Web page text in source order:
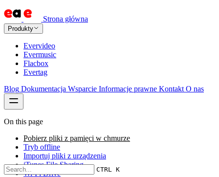
Strona główna
Produkty
Evervideo
Evermusic
Flacbox
Evertag
Blog Dokumentacja Wsparcie Informacje prawne Kontakt O nas
CTRL K
On this page
Pobierz pliki z pamięci w chmurze
Tryb offline
Importuj pliki z urządzenia
iTunes File Sharing
Wi-Fi Drive